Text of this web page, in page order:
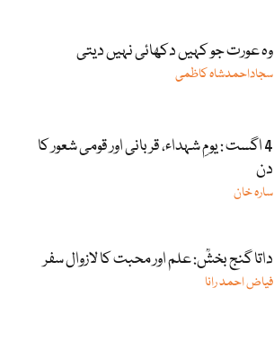
وہ عورت جو کہیں دکھائی نہیں دیتی
سجاداحمدشاہ کاظمی
4 اگست : یومِ شہداء، قربانی اور قومی شعور کا
دن
سارہ خان
داتا گنج بخشؒ: علم اور محبت کا لازوال سفر
فیاض احمد رانا